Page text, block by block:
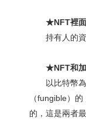
★NFT裡面
持有人的資
★NFT和加
以比特幣
（fungible）
的，這是兩者